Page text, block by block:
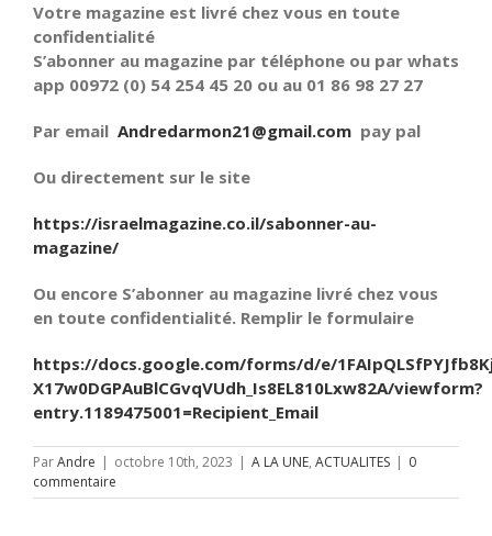
Votre magazine est livré chez vous en toute
confidentialité
S’abonner au magazine par téléphone ou par whats
app 00972 (0) 54 254 45 20 ou au 01 86 98 27 27
Par email Andredarmon21@gmail.com pay pal
Ou directement sur le site
https://israelmagazine.co.il/sabonner-au-
magazine/
Ou encore S’abonner au magazine livré chez vous
en toute confidentialité. Remplir le formulaire
https://docs.google.com/forms/d/e/
X17w0DGPAuBlCGvqVUdh_Is8EL810Lxw82A/viewform?
entry.1189475001=Recipient_Email
ParAndre | octobre 10th, 2023 | A LA UNE, ACTUALITES | 0
commentaire